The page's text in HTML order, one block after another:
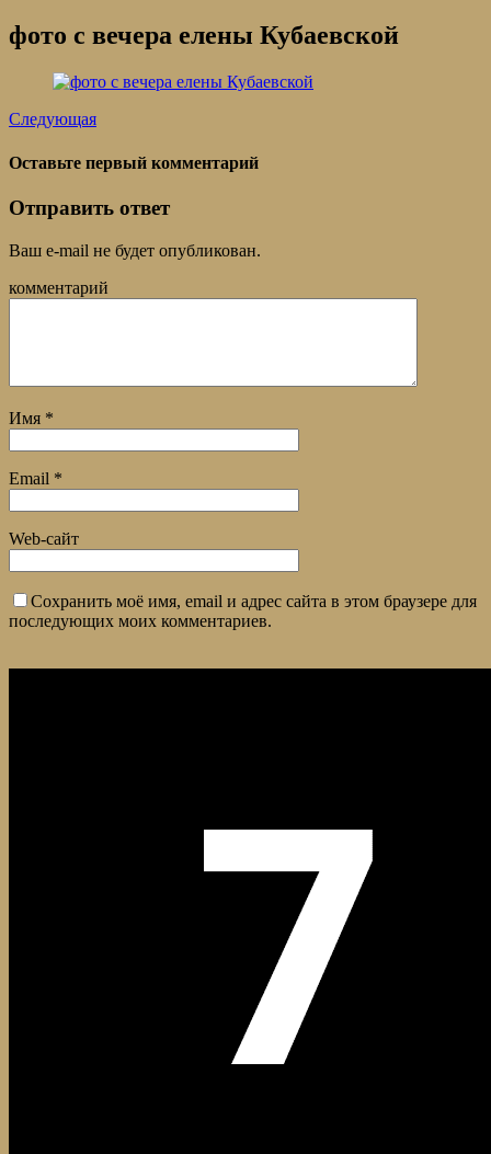
фото с вечера елены Кубаевской
Следующая
Оставьте первый комментарий
Отправить ответ
Ваш e-mail не будет опубликован.
комментарий
Имя *
Email *
Web-сайт
Сохранить моё имя, email и адрес сайта в этом браузере для
последующих моих комментариев.